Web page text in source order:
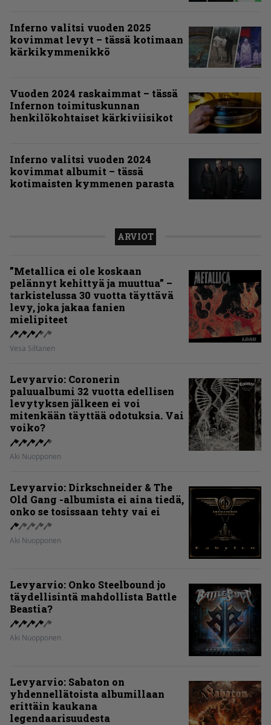
Inferno valitsi vuoden 2025
kovimmat levyt – tässä kotimaan
kärkikymmenikkö
Vuoden 2024 raskaimmat – tässä
Infernon toimituskunnan
henkilökohtaiset kärkiviisikot
Inferno valitsi vuoden 2024
kovimmat albumit – tässä
kotimaisten kymmenen parasta
ARVIOT
”Metallica ei ole koskaan
pelännyt kehittyä ja muuttua” –
tarkistelussa 30 vuotta täyttävä
levy, joka jakaa fanien
mielipiteet
Vesa Siltanen
Levyarvio: Coronerin
paluualbumi 32 vuotta edellisen
levytyksen jälkeen ei voi
mitenkään täyttää odotuksia. Vai
voiko?
Aki Nuopponen
Levyarvio: Dirkschneider & The
Old Gang -albumista ei aina tiedä,
onko se tosissaan tehty vai ei
Aki Nuopponen
Levyarvio: Onko Steelbound jo
täydellisintä mahdollista Battle
Beastia?
Aki Nuopponen
Levyarvio: Sabaton on
yhdennellätoista albumillaan
erittäin kaukana
legendaarisuudesta